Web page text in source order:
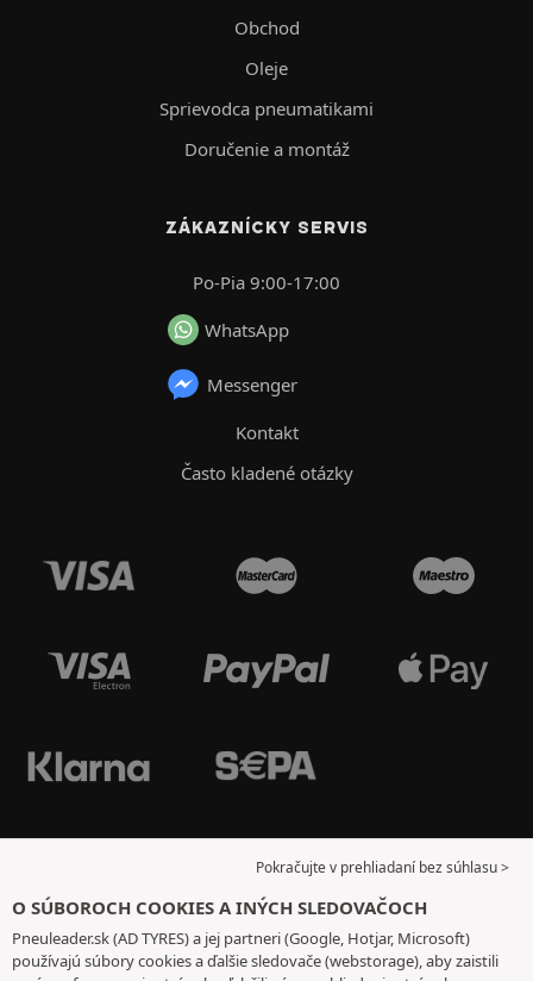
Obchod
Oleje
Sprievodca pneumatikami
Doručenie a montáž
ZÁKAZNÍCKY SERVIS
Po-Pia 9:00-17:00
WhatsApp
Messenger
Kontakt
Často kladené otázky
Pokračujte v prehliadaní bez súhlasu >
O SÚBOROCH COOKIES A INÝCH SLEDOVAČOCH
Pneuleader.sk (AD TYRES) a jej partneri (Google, Hotjar, Microsoft)
používajú súbory cookies a ďalšie sledovače (webstorage), aby zaistili